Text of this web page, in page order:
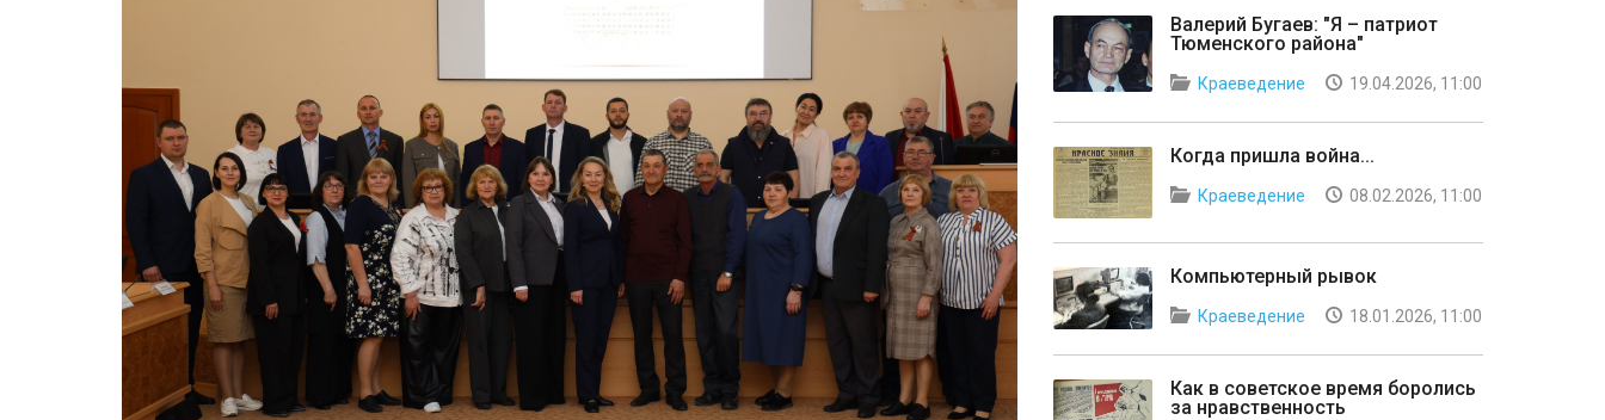
Валерий Бугаев: "Я – патриот
Тюменского района"
Краеведение 19.04.2026, 11:00
Когда пришла война...
Краеведение 08.02.2026, 11:00
Компьютерный рывок
Краеведение 18.01.2026, 11:00
Как в советское время боролись
за нравственность